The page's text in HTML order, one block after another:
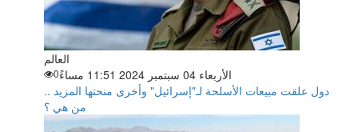
العالم
الأربعاء 04 سبتمبر 2024 11:51 مساءً
0
دول علقت مبيعات الأسلحة لـ"إسرائيل" وأخرى منحتها المزيد ..
من هي ؟